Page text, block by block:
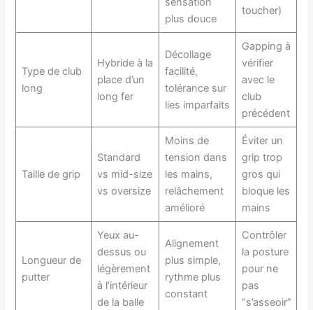
plus douce
toucher)
Type de club
long
Hybride à la
place d’un
long fer
Décollage
facilité,
tolérance sur
lies imparfaits
Gapping à
vérifier
avec le
club
précédent
Taille de grip
Standard
vs mid-size
vs oversize
Moins de
tension dans
les mains,
relâchement
amélioré
Éviter un
grip trop
gros qui
bloque les
mains
Longueur de
putter
Yeux au-
dessus ou
légèrement
à l’intérieur
de la balle
Alignement
plus simple,
rythme plus
constant
Contrôler
la posture
pour ne
pas
“s’asseoir”